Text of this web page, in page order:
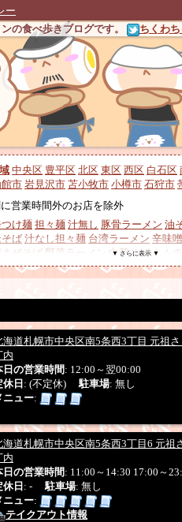
ー
の食べ歩きブログです。
ちくわ
中央区 豊平区 北区 東区 西区 白石区
市 岩見沢市 苫小牧市 小樽市 石狩市
営業時間外のお店を除外
け麺 担々麺 汁無し 豚骨ラーメン 油
ば 汁なし担々麺 台湾ラーメン 辛味
まぜそば 野菜ラーメン 中華そば キム
・五目ラーメン 泡系ラーメン 背脂
ン
玉 レアチャーシュー
豚スープ 和風スープ 鶏白湯 鶏清湯 魚
ノーアニマル ベジポタ系 鮮魚系 無化調
二郎系
焼きそば あんかけ焼きそば
寿司・海鮮丼 ワンメニュー
ポイントカード ひとりめし参加店 札
さがみ屋製麺 西山製麺 森住製麺 小林
田山製麺熊さん株式会社 須藤製麺
円
り お子様ラーメン有り
ープン 無料Wi-Fi 喫煙可
▼ さらに表示 ▼
海道札幌市中央区南5条西3丁目 元祖
内
日の営業時間 : 12:00～翌00:00
休日 : (不定休)駐車場: 無し
ニュー:
海道札幌市中央区南5条西3丁目6 元祖
内
日の営業時間 : 11:00～14:30 17:00～
休日 : -駐車場: 無し
ニュー:
テイクアウト情報